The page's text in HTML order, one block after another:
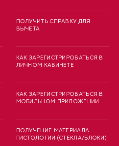
ПОЛУЧИТЬ СПРАВКУ ДЛЯ
ВЫЧЕТА
КАК ЗАРЕГИСТРИРОВАТЬСЯ В
ЛИЧНОМ КАБИНЕТЕ
КАК ЗАРЕГИСТРИРОВАТЬСЯ В
МОБИЛЬНОМ ПРИЛОЖЕНИИ
ПОЛУЧЕНИЕ МАТЕРИАЛА
ГИСТОЛОГИИ (СТЕКЛА/БЛОКИ)